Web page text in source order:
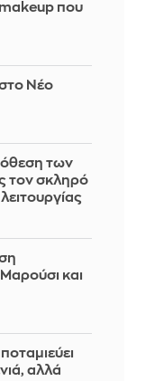
makeup που
Νέο
των
τον σκληρό
και
αλλά